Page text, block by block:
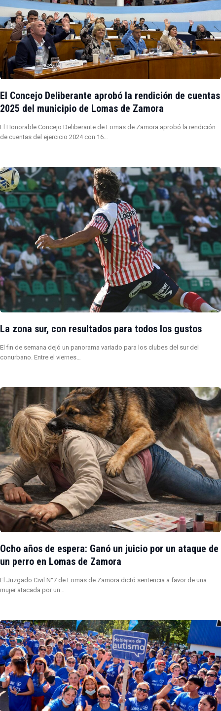
El Concejo Deliberante aprobó la rendición de cuentas
2025 del municipio de Lomas de Zamora
El Honorable Concejo Deliberante de Lomas de Zamora aprobó la rendición
de cuentas del ejercicio 2024 con 16…
La zona sur, con resultados para todos los gustos
El fin de semana dejó un panorama variado para los clubes del sur del
conurbano. Entre el viernes…
Ocho años de espera: Ganó un juicio por un ataque de
un perro en Lomas de Zamora
El Juzgado Civil N°7 de Lomas de Zamora dictó sentencia a favor de una
mujer atacada por un…